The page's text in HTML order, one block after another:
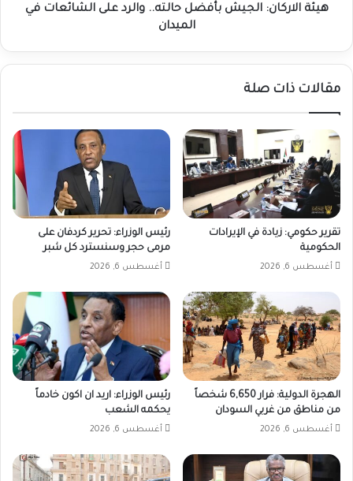
الميدان
هيئة الاركان: الجيش بأفضل حالته.. والرد على الشائعات في
الميدان
مقالات ذات صلة
تقرير حكومي: زيادة في الإيرادات
الحكومية
أغسطس 6, 2026
رئيس الوزراء: تحرير كردفان على
مرمى حجر وسنسترد كل شبر
أغسطس 6, 2026
الهجرة الدولية: فرار 6,650 شخصاً
من مناطق من غربي السودان
أغسطس 6, 2026
رئيس الوزراء: اريد ان اكون خادماً
يحكمه الشعب
أغسطس 6, 2026